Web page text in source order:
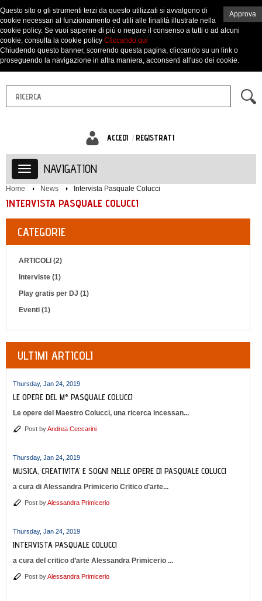
ACCEDI REGISTRATI
NAVIGATION
Home News Intervista Pasquale Colucci
INTERVISTA PASQUALE COLUCCI
CATEGORIE
ARTICOLI (2)
Interviste (1)
Play gratis per DJ (1)
Eventi (1)
ULTIMI ARTICOLI
Thursday, Jan 24, 2019
LE OPERE DEL M° PASQUALE COLUCCI
Le opere del Maestro Colucci, una ricerca incessan...
Post byAndrea Ceccarini
Thursday, Jan 24, 2019
MUSICA, CREATIVITA’ E SOGNI NELLE OPERE DI PASQUALE COLUCCI
a cura di Alessandra Primicerio Critico d’arte...
Post byAlessandra Primicerio
Thursday, Jan 24, 2019
INTERVISTA PASQUALE COLUCCI
a cura del critico d’arte Alessandra Primicerio ...
Post byAlessandra Primicerio
Approva
Questo sito o gli strumenti terzi da questo utilizzati si avvalgono di
cookie necessari al funzionamento ed utili alle finalità illustrate nella
cookie policy. Se vuoi saperne di più o negare il consenso a tutti o ad alcuni
cookie, consulta la cookie policy Cliccando qui
Chiudendo questo banner, scorrendo questa pagina, cliccando su un link o
proseguendo la navigazione in altra maniera, acconsenti all'uso dei cookie.